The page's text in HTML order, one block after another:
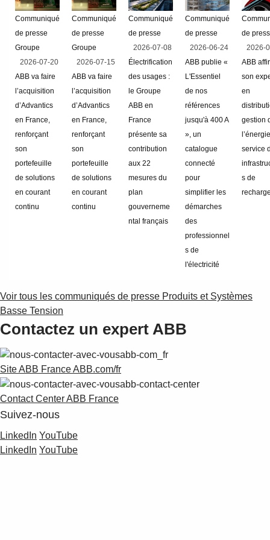
foudre
Inverseurs de sources
Interrupteurs sectionneurs
Disjoncteurs de puissance
Système de surveillance d'arc
Terminaisons & connecteurs de
Presse-étoupes
Systemes étanches aux
liquides
Stell city
Outils pour connecteur à
compression
Communiqué
de presse
Groupe
2026-07-20
ABB va faire
l’acquisition
d’Advantics
en France,
renforçant
son
portefeuille
de solutions
en courant
continu
Communiqué
de presse
Groupe
2026-07-15
ABB va faire
l’acquisition
d’Advantics
en France,
renforçant
son
portefeuille
de solutions
en courant
continu
Communiqué
de presse
2026-07-08
Électrification
des usages :
le Groupe
ABB en
France
présente sa
contribution
aux 22
mesures du
plan
gouverneme
ntal français
Communiqué
de presse
2026-06-24
ABB publie «
L'Essentiel
de nos
références
jusqu'à 400 A
», un
catalogue
connecté
pour
simplifier les
démarches
des
professionnel
s de
l'électricité
de
2026-
ABB
son
en
gestion
service
s de
Voir tous les communiqués de presse Produits et Systèmes
Basse Tension
Contactez un expert ABB
Site ABB France ABB.com/fr
Contact Center ABB France
Suivez-nous
LinkedIn YouTube
LinkedIn YouTube